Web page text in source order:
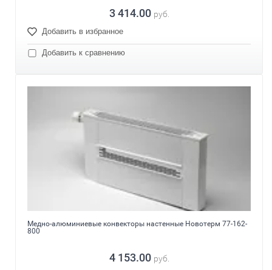
3 414.00 руб.
Добавить в избранное
Добавить к сравнению
Медно-алюминиевые конвекторы настенные Новотерм 77-162-
800
4 153.00 руб.